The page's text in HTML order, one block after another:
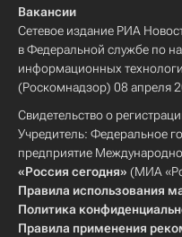
Вакансии
Сетевое издание РИА
в Федеральной службе по
информационных
(Роскомнадзор) 08 апреля
Свидетельство о
Учредитель: Федеральное
предприятие
«Россия сегодня» (МИА
Правила использования
Политика
Правила применения